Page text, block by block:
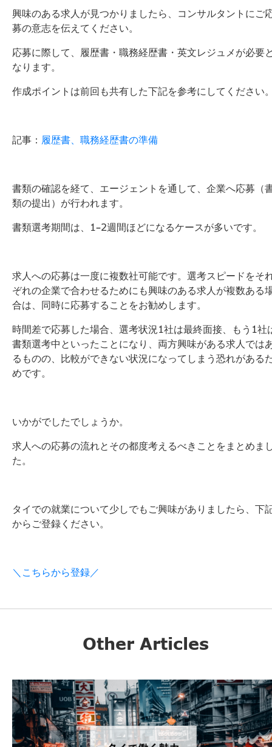
興味のある求人が見つかりましたら、コンサルタントにご
募の意志を伝えてください。
応募に際して、履歴書・職務経歴書・英文レジュメが必要
なります。
作成ポイントは前回も共有した下記を参考にしてください
記事： 履歴書、職務経歴書の準備
書類の確認を経て、エージェントを通して、企業へ応募（
類の提出）が行われます。
書類選考期間は、1‐2週間ほどになるケースが多いです。
求人への応募は一度に複数社可能です。選考スピードをそ
ぞれの企業で合わせるためにも興味のある求人が複数ある
合は、同時に応募することをお勧めします。
時間差で応募した場合、選考状況1社は最終面接、もう1社
書類選考中といったことになり、両方興味がある求人では
るものの、比較ができない状況になってしまう恐れがある
めです。
いかがでしたでしょうか。
求人への応募の流れとその都度考えるべきことをまとめま
た。
タイでの就業について少しでもご興味がありましたら、下
からご登録ください。
＼こちらから登録／
Other Articles